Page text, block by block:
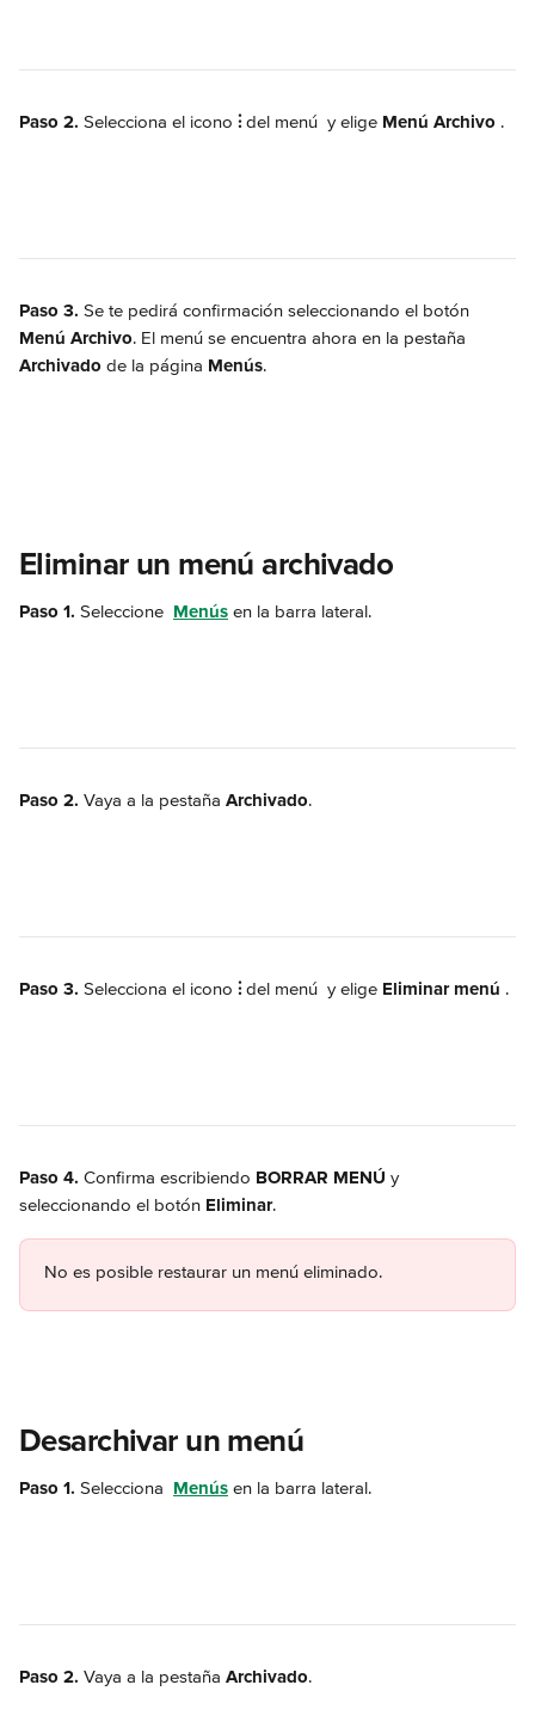
Paso 2. Selecciona el icono ⫶ del menú y elige Menú Archivo .
Paso 3. Se te pedirá confirmación seleccionando el botón
Menú Archivo. El menú se encuentra ahora en la pestaña
Archivado de la página Menús.
Eliminar un menú archivado
Paso 1. Seleccione Menús en la barra lateral.
Paso 2. Vaya a la pestaña Archivado.
Paso 3. Selecciona el icono ⫶ del menú y elige Eliminar menú .
Paso 4. Confirma escribiendo BORRAR MENÚ y
seleccionando el botón Eliminar.
No es posible restaurar un menú eliminado.
Desarchivar un menú
Paso 1. Selecciona Menús en la barra lateral.
Paso 2. Vaya a la pestaña Archivado.